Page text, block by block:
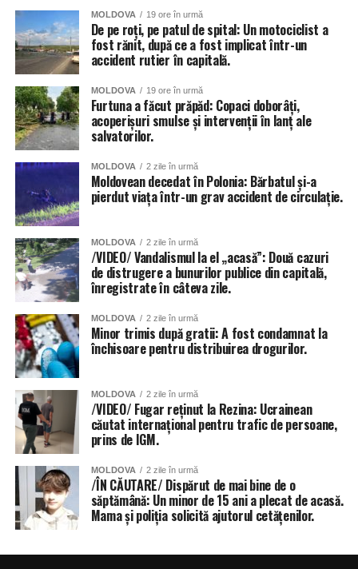
MOLDOVA 19 ore în urmă
De pe roți, pe patul de spital: Un motociclist a
fost rănit, după ce a fost implicat într-un
accident rutier în capitală.
MOLDOVA 19 ore în urmă
Furtuna a făcut prăpăd: Copaci doborâți,
acoperișuri smulse și intervenții în lanț ale
salvatorilor.
MOLDOVA 2 zile în urmă
Moldovean decedat în Polonia: Bărbatul și-a
pierdut viața într-un grav accident de circulație.
MOLDOVA 2 zile în urmă
/VIDEO/ Vandalismul la el „acasă”: Două cazuri
de distrugere a bunurilor publice din capitală,
înregistrate în câteva zile.
MOLDOVA 2 zile în urmă
Minor trimis după gratii: A fost condamnat la
închisoare pentru distribuirea drogurilor.
MOLDOVA 2 zile în urmă
/VIDEO/ Fugar reținut la Rezina: Ucrainean
căutat internațional pentru trafic de persoane,
prins de IGM.
MOLDOVA 2 zile în urmă
/ÎN CĂUTARE/ Dispărut de mai bine de o
săptămână: Un minor de 15 ani a plecat de acasă.
Mama și poliția solicită ajutorul cetățenilor.